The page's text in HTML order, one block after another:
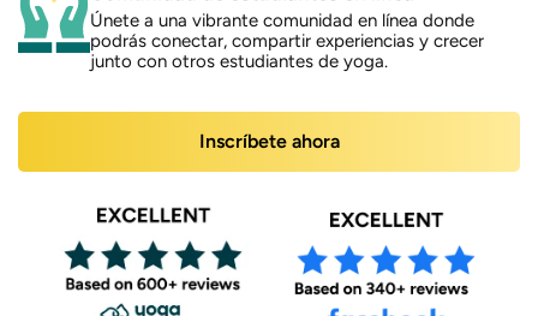
Únete a una vibrante comunidad en línea donde
podrás conectar, compartir experiencias y crecer
junto con otros estudiantes de yoga.
Inscríbete ahora